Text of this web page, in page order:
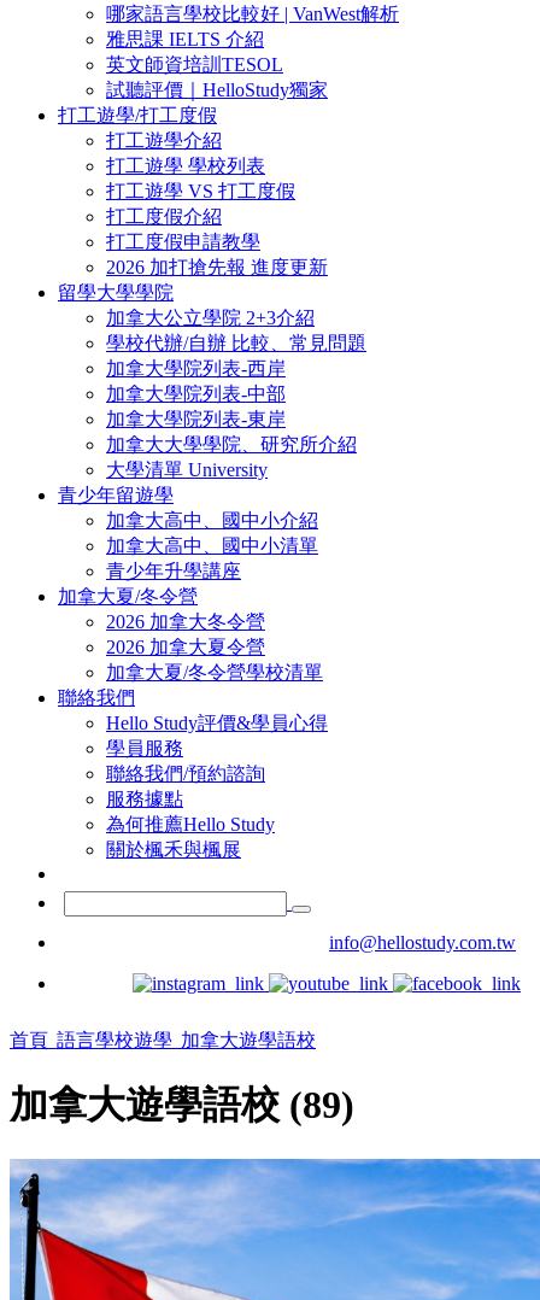
哪家語言學校比較好 | VanWest解析
雅思課 IELTS 介紹
英文師資培訓TESOL
試聽評價｜HelloStudy獨家
打工遊學/打工度假
打工遊學介紹
打工遊學 學校列表
打工遊學 VS 打工度假
打工度假介紹
打工度假申請教學
2026 加打搶先報 進度更新
留學大學學院
加拿大公立學院 2+3介紹
學校代辦/自辦 比較、常見問題
加拿大學院列表-西岸
加拿大學院列表-中部
加拿大學院列表-東岸
加拿大大學學院、研究所介紹
大學清單 University
青少年留遊學
加拿大高中、國中小介紹
加拿大高中、國中小清單
青少年升學講座
加拿大夏/冬令營
2026 加拿大冬令營
2026 加拿大夏令營
加拿大夏/冬令營學校清單
聯絡我們
Hello Study評價&學員心得
學員服務
聯絡我們/預約諮詢
服務據點
為何推薦Hello Study
關於楓禾與楓展
info@hellostudy.com.tw
首頁 語言學校遊學 加拿大遊學語校
加拿大遊學語校 (89)